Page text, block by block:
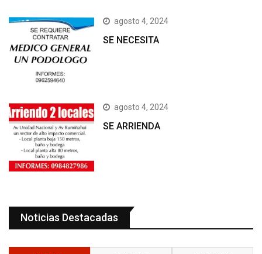
agosto 4, 2024
SE NECESITA
agosto 4, 2024
SE ARRIENDA
Noticias Destacadas